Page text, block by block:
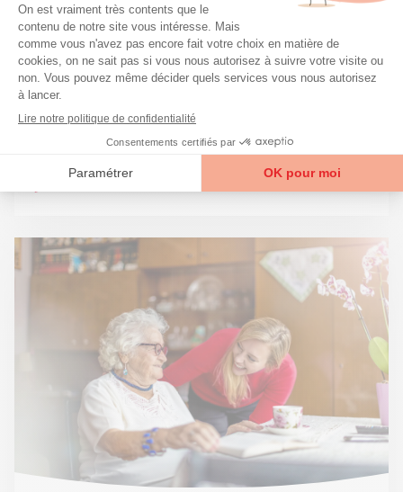
Conseils
Maison de retraite : quel budget ?
L’un de vos proches doit faire son entrée en
maison de retraite ? Combien cela...
5 min